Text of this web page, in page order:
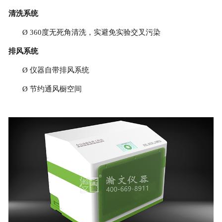
清洗系统
Ø 360度无死角清洗，实避免实验交叉污染
排风系统
Ø 仪器自带排风系统
Ø 节约通风橱空间